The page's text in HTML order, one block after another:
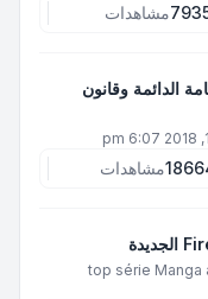
مشاهدات
الدائمة وقانون
مشاهدات
top série Manga